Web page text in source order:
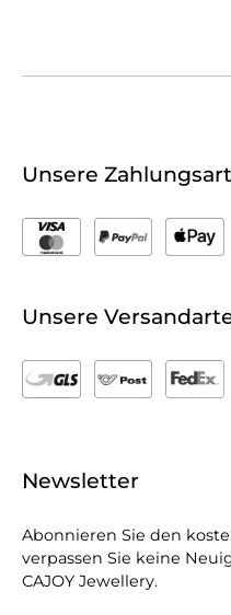
Unsere
Unsere
Newsletter
Abonnieren Sie den
verpassen Sie keine
CAJOY Jewellery.